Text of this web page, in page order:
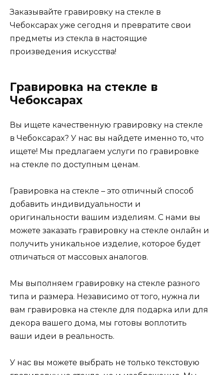
Заказывайте гравировку на стекле в
Чебоксарах уже сегодня и превратите свои
предметы из стекла в настоящие
произведения искусства!
Гравировка на стекле в
Чебоксарах
Вы ищете качественную гравировку на стекле
в Чебоксарах? У нас вы найдете именно то, что
ищете! Мы предлагаем услуги по гравировке
на стекле по доступным ценам.
Гравировка на стекле – это отличный способ
добавить индивидуальности и
оригинальности вашим изделиям. С нами вы
можете заказать гравировку на стекле онлайн и
получить уникальное изделие, которое будет
отличаться от массовых аналогов.
Мы выполняем гравировку на стекле разного
типа и размера. Независимо от того, нужна ли
вам гравировка на стекле для подарка или для
декора вашего дома, мы готовы воплотить
ваши идеи в реальность.
У нас вы можете выбрать не только текстовую